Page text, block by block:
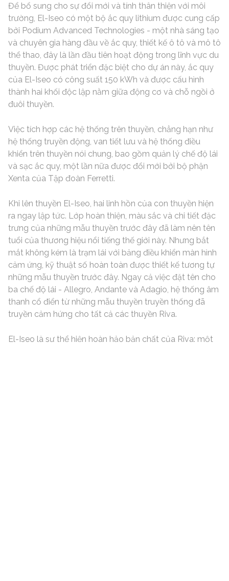
Để bổ sung cho sự đổi mới và tính thân thiện với môi
trường, El-Iseo có một bộ ắc quy lithium được cung cấp
bởi Podium Advanced Technologies - một nhà sáng tạo
và chuyên gia hàng đầu về ắc quy, thiết kế ô tô và mô tô
thể thao, đây là lần đầu tiên hoạt động trong lĩnh vực du
thuyền. Được phát triển đặc biệt cho dự án này, ắc quy
của El-Iseo có công suất 150 kWh và được cấu hình
thành hai khối độc lập nằm giữa động cơ và chỗ ngồi ở
đuôi thuyền.
Việc tích hợp các hệ thống trên thuyền, chẳng hạn như
hệ thống truyền động, van tiết lưu và hệ thống điều
khiển trên thuyền nói chung, bao gồm quản lý chế độ lái
và sạc ắc quy, một lần nữa được đổi mới bởi bộ phận
Xenta của Tập đoàn Ferretti.
Khi lên thuyền El-Iseo, hai linh hồn của con thuyền hiện
ra ngay lập tức. Lớp hoàn thiện, màu sắc và chi tiết đặc
trưng của những mẫu thuyền trước đây đã làm nên tên
tuổi của thương hiệu nổi tiếng thế giới này. Nhưng bắt
mắt không kém là trạm lái với bảng điều khiển màn hình
cảm ứng, kỹ thuật số hoàn toàn được thiết kế tương tự
những mẫu thuyền trước đây. Ngay cả việc đặt tên cho
ba chế độ lái - Allegro, Andante và Adagio, hệ thống âm
thanh cổ điển từ những mẫu thuyền truyền thống đã
truyền cảm hứng cho tất cả các thuyền Riva.
El-Iseo là sự thể hiện hoàn hảo bản chất của Riva: một